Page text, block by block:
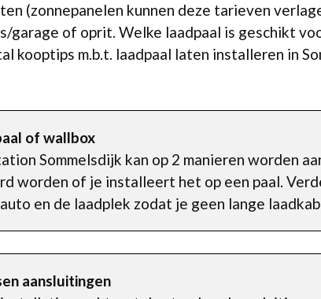
(zonnepanelen kunnen deze tarieven
garage of oprit. Welke laadpaal is geschikt
kooptips m.b.t. laadpaal laten installeren in
of wallbox
Sommelsdijk kan op 2 manieren worden
worden of je installeert het op een paal.
en de laadplek zodat je geen lange
aansluitingen